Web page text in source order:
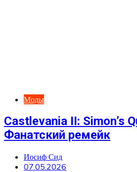
Моды
Castlevania II: Simon’s
Фанатский ремейк
Иосиф Сид
07.05.2026